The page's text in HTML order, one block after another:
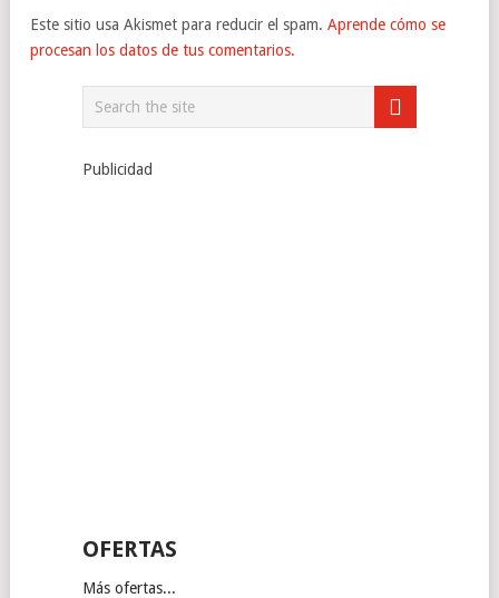
Este sitio usa Akismet para reducir el spam. Aprende cómo se
procesan los datos de tus comentarios.
Publicidad
OFERTAS
Más ofertas...